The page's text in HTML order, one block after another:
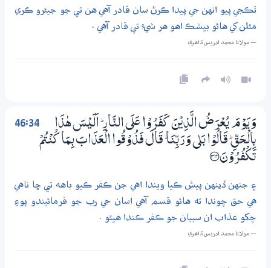
ٿڪجي پيو انهن جي پيدا ڪرڻ سان قادر آهي هن تي جو جيئرو ڪري
مئلن کي هائو بيشڪ اهو هر شيءِ تي قادر آهي .
— مولانا محمد ادريس ڏاھري
46:34
وَيَوْمَ يُعْرَضُ الَّذِيْنَ كَفَرُوْا عَلَي النَّارِ ۭ اَلَيْسَ ھٰذَا
بِالْـحَقِّ ۭ قَالُوْا بَلٰي وَرَبِّنَا ۭ قَالَ فَذُوْقُوا الْعَذَابَ بِـمَا كُنْتُمْ
تَكْفُرُوْنَ ؀34
۽ جنهن ڏينهن پيش ڪيا ويندا اهي جن ڪفر ڪيو باهه تي ڇا ناهي
هي حق چوندا ته هائو قسم آهي اسان جي رب جو فرمائيندو پوءِ
چکو عذاب ان سببان جو ڪفر ڪندا هيئو .
— مولانا محمد ادريس ڏاھري